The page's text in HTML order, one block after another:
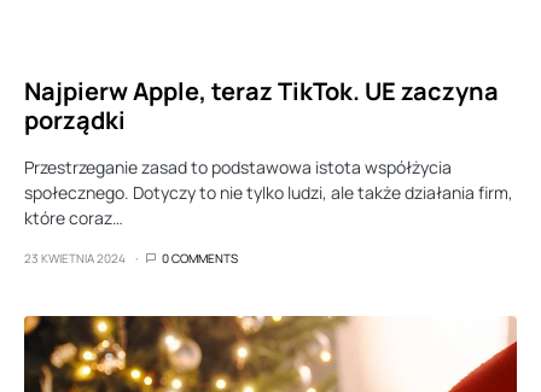
Najpierw Apple, teraz TikTok. UE zaczyna
porządki
Przestrzeganie zasad to podstawowa istota współżycia
społecznego. Dotyczy to nie tylko ludzi, ale także działania firm,
które coraz…
23 KWIETNIA 2024 0 COMMENTS